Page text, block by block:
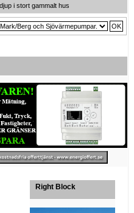
i stort gammalt hus
Right Block